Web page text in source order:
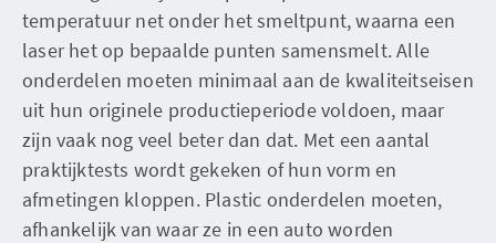
temperatuur net onder het smeltpunt, waarna een
laser het op bepaalde punten samensmelt. Alle
onderdelen moeten minimaal aan de kwaliteitseisen
uit hun originele productieperiode voldoen, maar
zijn vaak nog veel beter dan dat. Met een aantal
praktijktests wordt gekeken of hun vorm en
afmetingen kloppen. Plastic onderdelen moeten,
afhankelijk van waar ze in een auto worden